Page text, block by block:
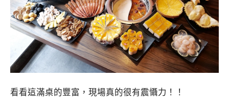
看看這滿桌的豐富，現場真的很有震懾力！！